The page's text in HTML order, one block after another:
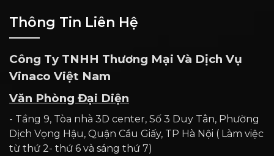
Thông Tin Liên Hệ
Công Ty TNHH Thương Mại Và Dịch Vụ
Vinaco Việt Nam
Văn Phòng Đại Diện
- Tầng 9, Tòa nhà 3D center, Số 3 Duy Tân, Phường
Dịch Vọng Hậu, Quận Cầu Giấy, TP Hà Nội ( Làm việc
từ thứ 2- thứ 6 và sáng thứ 7)